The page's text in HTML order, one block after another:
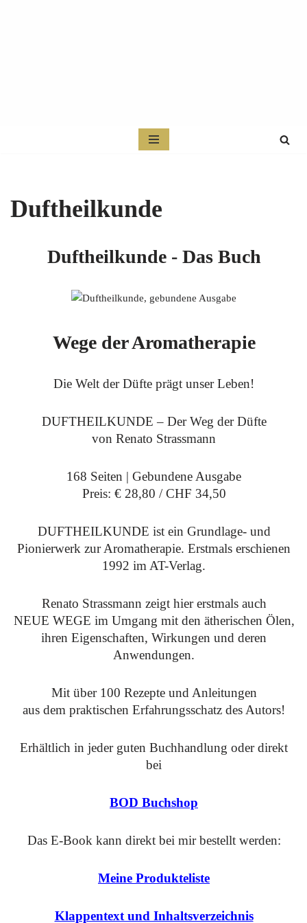
Duftheilkunde
Duftheilkunde - Das Buch
Wege der Aromatherapie
Die Welt der Düfte prägt unser Leben!
DUFTHEILKUNDE – Der Weg der Düfte
von Renato Strassmann
168 Seiten | Gebundene Ausgabe
Preis: € 28,80 / CHF 34,50
DUFTHEILKUNDE ist ein Grundlage- und
Pionierwerk zur Aromatherapie. Erstmals erschienen
1992 im AT-Verlag.
Renato Strassmann zeigt hier erstmals auch
NEUE WEGE im Umgang mit den ätherischen Ölen,
ihren Eigenschaften, Wirkungen und deren
Anwendungen.
Mit über 100 Rezepte und Anleitungen
aus dem praktischen Erfahrungsschatz des Autors!
Erhältlich in jeder guten Buchhandlung oder direkt
bei
BOD Buchshop
Das E-Book kann direkt bei mir bestellt werden:
Meine Produkteliste
Klappentext und Inhaltsverzeichnis